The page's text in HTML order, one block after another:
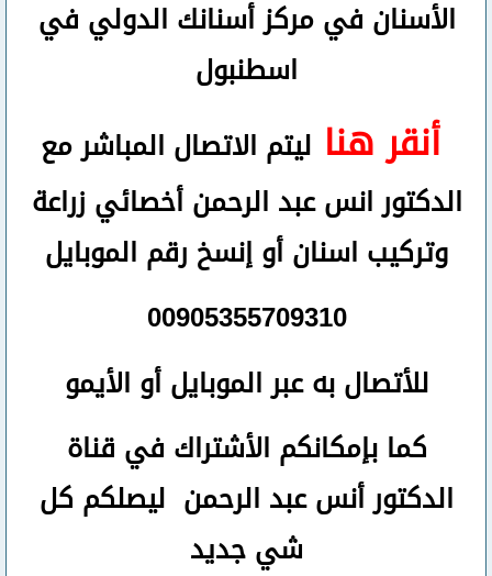
الأسنان في مركز أسنانك الدولي في
اسطنبول
أنقر هنا ليتم الاتصال المباشر مع
الدكتور انس عبد الرحمن أخصائي زراعة
وتركيب اسنانأوإنسخ رقم الموبايل
00905355709310
للأتصالبه عبر الموبايل أو الأيمو
كما بإمكانكم الأشتراك في قناة
الدكتور أنس عبد الرحمن ليصلكم كل
شي جديد